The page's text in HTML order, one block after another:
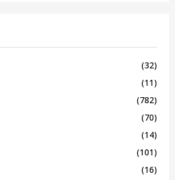
(32)
(11)
(782)
(70)
(14)
(101)
(16)